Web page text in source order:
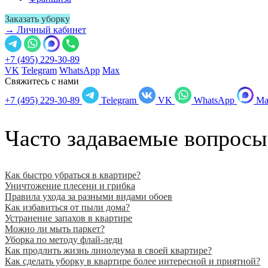
Заказать уборку
→ Личный кабинет
+7 (495) 229-30-89
VK Telegram WhatsApp Max
Свяжитесь с нами
+7 (495) 229-30-89
Telegram VK WhatsApp
Часто задаваемые вопросы
Как быстро убраться в квартире?
Уничтожение плесени и грибка
Правила ухода за разными видами обоев
Как избавиться от пыли дома?
Устранение запахов в квартире
Можно ли мыть паркет?
Уборка по методу флай-леди
Как продлить жизнь линолеума в своей квартире?
Как сделать уборку в квартире более интересной и приятной?